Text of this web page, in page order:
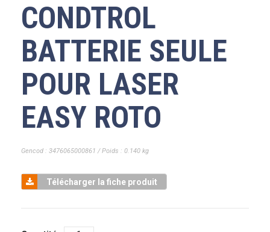
CONDTROL
BATTERIE SEULE
POUR LASER
EASY ROTO
Gencod : 3476065000861 / Poids : 0.140 kg
Télécharger la fiche produit